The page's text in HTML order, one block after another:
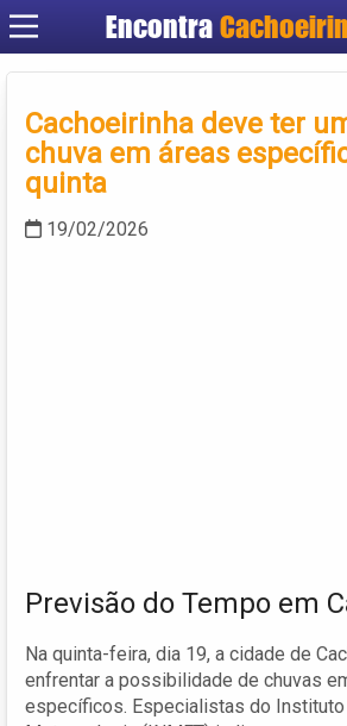
Encontra
Cadastrar
Criar conta
Cachoeirinha deve ter
chuva em áreas
quinta
19/02/2026
Previsão do Tempo em
Na quinta-feira, dia 19, a cidade de
enfrentar a possibilidade de chuvas
específicos. Especialistas do Instituto